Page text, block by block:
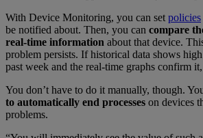
With Device Monitoring, you can set policies
be notified about. Then, you can compare
real-time information about that device.
problem persists. If historical data shows
past week and the real-time graphs confirm it,
You don’t have to do it manually, though.
to automatically end processes on devices
problems.